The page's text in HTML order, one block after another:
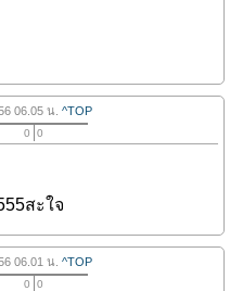
06.05 น. ^TOP
0 0
สะใจ
06.01 น. ^TOP
0 0